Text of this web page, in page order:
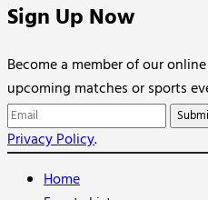
Sign Up Now
Become a member of our
upcoming matches or sports
Privacy Policy.
Home